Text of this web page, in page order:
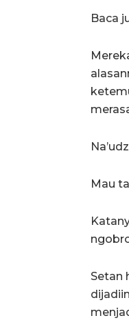
Baca
Mau
Setan